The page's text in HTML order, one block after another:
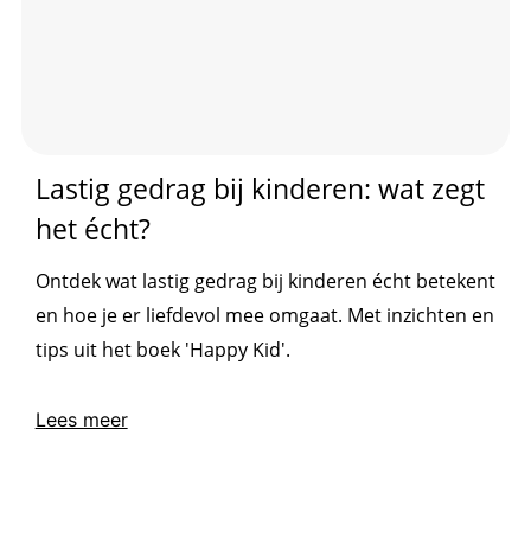
Lastig gedrag bij kinderen: wat zegt
het écht?
Ontdek wat lastig gedrag bij kinderen écht betekent
en hoe je er liefdevol mee omgaat. Met inzichten en
tips uit het boek 'Happy Kid'.
Lees meer